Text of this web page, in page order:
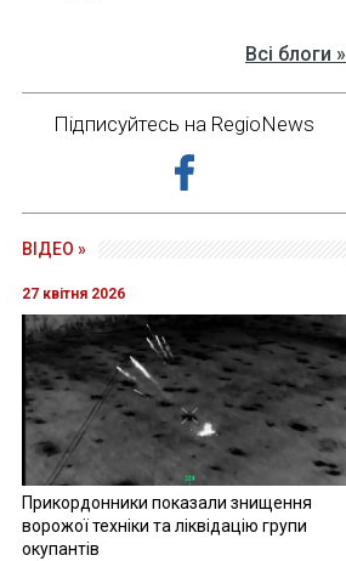
Всі блоги »
Підписуйтесь на RegioNews
ВІДЕО »
27 квітня 2026
Прикордонники показали знищення
ворожої техніки та ліквідацію групи
окупантів